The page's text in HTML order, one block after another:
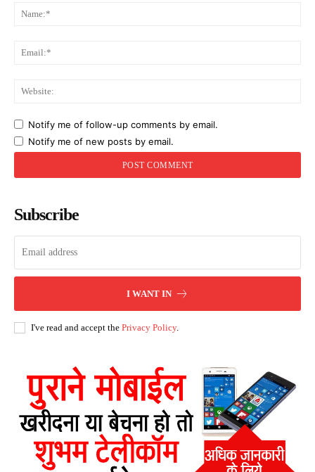
Notify me of follow-up comments by email.
Notify me of new posts by email.
Subscribe
I WANT IN
I've read and accept the Privacy Policy.